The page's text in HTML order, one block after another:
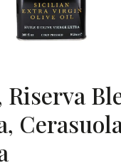
Riserva